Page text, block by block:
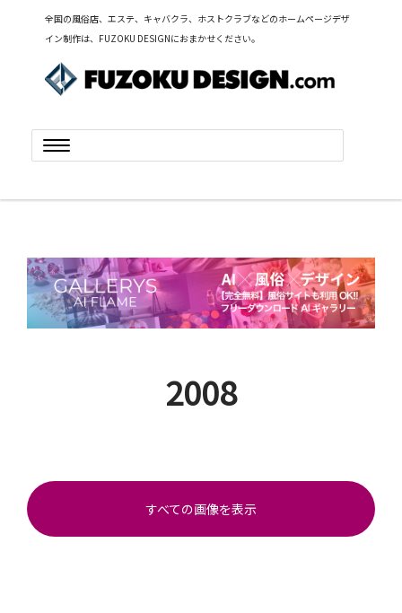
全国の風俗店、エステ、キャバクラ、ホストクラブなどのホームページデザ
イン制作は、FUZOKU DESIGNにおまかせください。
Toggle
navigation
2008
すべての画像を表示